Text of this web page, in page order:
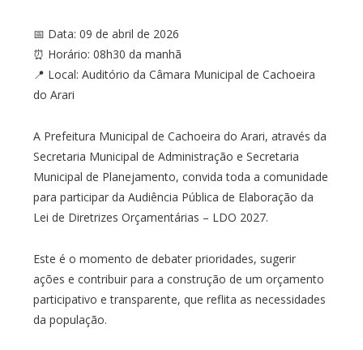
📅 Data: 09 de abril de 2026
⏰ Horário: 08h30 da manhã
📍 Local: Auditório da Câmara Municipal de Cachoeira
do Arari
A Prefeitura Municipal de Cachoeira do Arari, através da
Secretaria Municipal de Administração e Secretaria
Municipal de Planejamento, convida toda a comunidade
para participar da Audiência Pública de Elaboração da
Lei de Diretrizes Orçamentárias – LDO 2027.
Este é o momento de debater prioridades, sugerir
ações e contribuir para a construção de um orçamento
participativo e transparente, que reflita as necessidades
da população.